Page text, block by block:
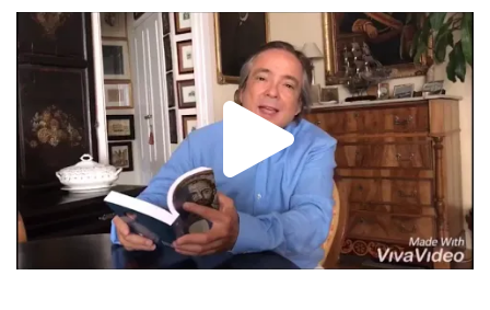
Play
Video